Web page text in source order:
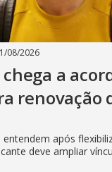
08/2026
chega a
renovação
entendem após
deve ampliar